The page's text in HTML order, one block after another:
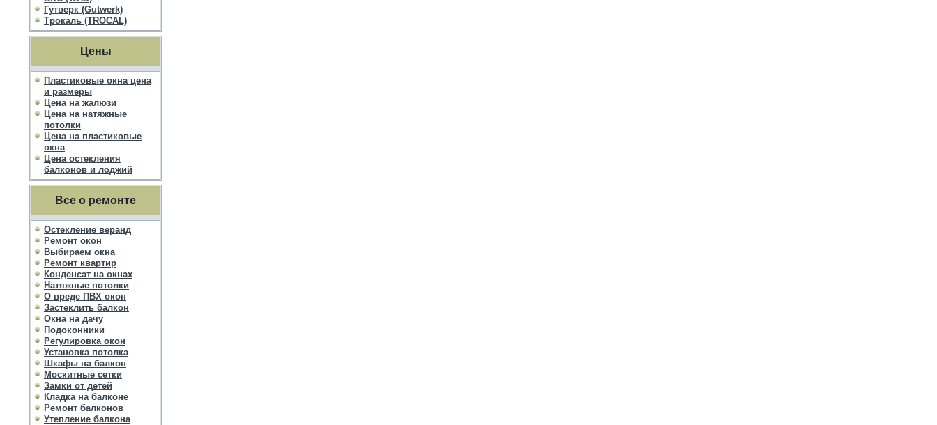
Гутверк (Gutwerk)
Трокаль (TROCAL)
Цены
Пластиковые окна цена
и размеры
Цена на жалюзи
Цена на натяжные
потолки
Цена на пластиковые
окна
Цена остекления
балконов и лоджий
Все о ремонте
Остекление веранд
Ремонт окон
Выбираем окна
Ремонт квартир
Конденсат на окнах
Натяжные потолки
О вреде ПВХ окон
Застеклить балкон
Окна на дачу
Подоконники
Регулировка окон
Установка потолка
Шкафы на балкон
Москитные сетки
Замки от детей
Кладка на балконе
Ремонт балконов
Утепление балкона